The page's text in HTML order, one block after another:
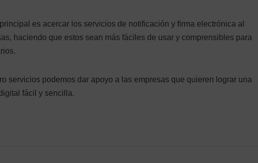
es acercar los servicios de notificación y firma electrónica al
haciendo que estos sean más fáciles de usar y comprensibles para
servicios podemos dar apoyo a las empresas que quieren lograr una
fácil y sencilla.